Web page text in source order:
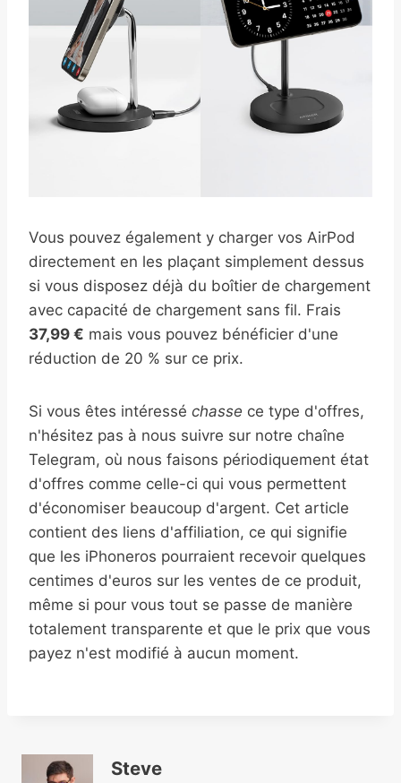
Vous pouvez également y charger vos AirPod
directement en les plaçant simplement dessus
si vous disposez déjà du boîtier de chargement
avec capacité de chargement sans fil. Frais
37,99 € mais vous pouvez bénéficier d'une
réduction de 20 % sur ce prix.
Si vous êtes intéressé chasse ce type d'offres,
n'hésitez pas à nous suivre sur notre chaîne
Telegram, où nous faisons périodiquement état
d'offres comme celle-ci qui vous permettent
d'économiser beaucoup d'argent. Cet article
contient des liens d'affiliation, ce qui signifie
que les iPhoneros pourraient recevoir quelques
centimes d'euros sur les ventes de ce produit,
même si pour vous tout se passe de manière
totalement transparente et que le prix que vous
payez n'est modifié à aucun moment.
Steve